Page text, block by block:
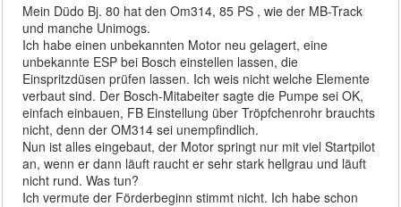
Mein Düdo Bj. 80 hat den Om314, 85 PS , wie der MB-Track
und manche Unimogs.
Ich habe einen unbekannten Motor neu gelagert, eine
unbekannte ESP bei Bosch einstellen lassen, die
Einspritzdüsen prüfen lassen. Ich weis nicht welche Elemente
verbaut sind. Der Bosch-Mitabeiter sagte die Pumpe sei OK,
einfach einbauen, FB Einstellung über Tröpfchenrohr brauchts
nicht, denn der OM314 sei unempfindlich.
Nun ist alles eingebaut, der Motor springt nur mit viel Startpilot
an, wenn er dann läuft raucht er sehr stark hellgrau und läuft
nicht rund. Was tun?
Ich vermute der Förderbeginn stimmt nicht. Ich habe schon